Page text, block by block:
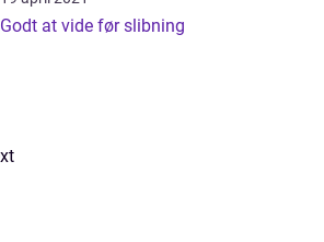
Godt at vide før slibning